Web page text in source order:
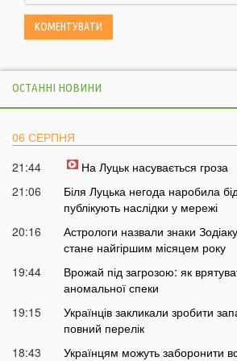
ОСТАННІ НОВИНИ
06 СЕРПНЯ
21:44
На Луцьк насувається гроза
21:06
Біля Луцька негода наробила
публікують наслідки у мережі
20:16
Астрологи назвали знаки
стане найгіршим місяцем року
19:44
Врожай під загрозою: як
аномальної спеки
19:15
Українців закликали зробити
повний перелік
18:43
Українцям можуть заборонити